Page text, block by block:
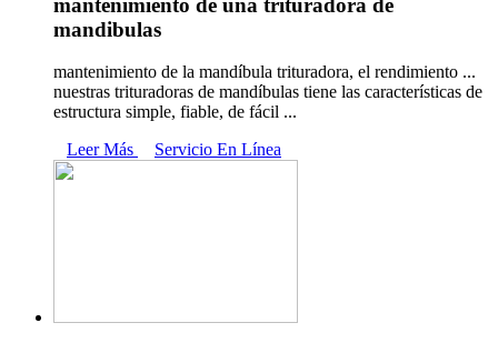
mandibulas
mantenimiento de la mandíbula trituradora, el rendimiento ...
nuestras trituradoras de mandíbulas tiene las características de
estructura simple, fiable, de fácil ...
Leer Más
Servicio En Línea